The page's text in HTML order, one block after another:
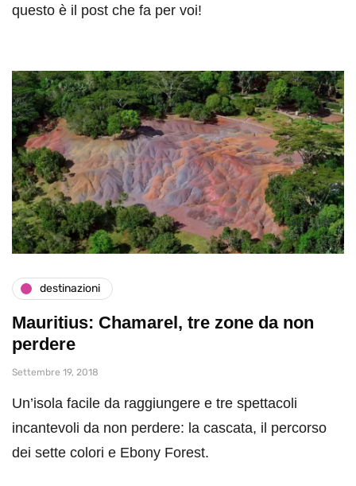
questo è il post che fa per voi!
destinazioni
Mauritius: Chamarel, tre zone da non
perdere
Settembre 19, 2018
Un’isola facile da raggiungere e tre spettacoli
incantevoli da non perdere: la cascata, il percorso
dei sette colori e Ebony Forest.